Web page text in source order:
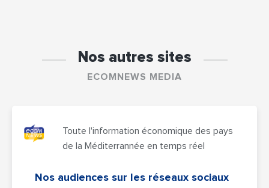
Nos autres sites
ECOMNEWS MEDIA
Toute l'information économique des pays
de la Méditerrannée en temps réel
Nos audiences sur les réseaux sociaux